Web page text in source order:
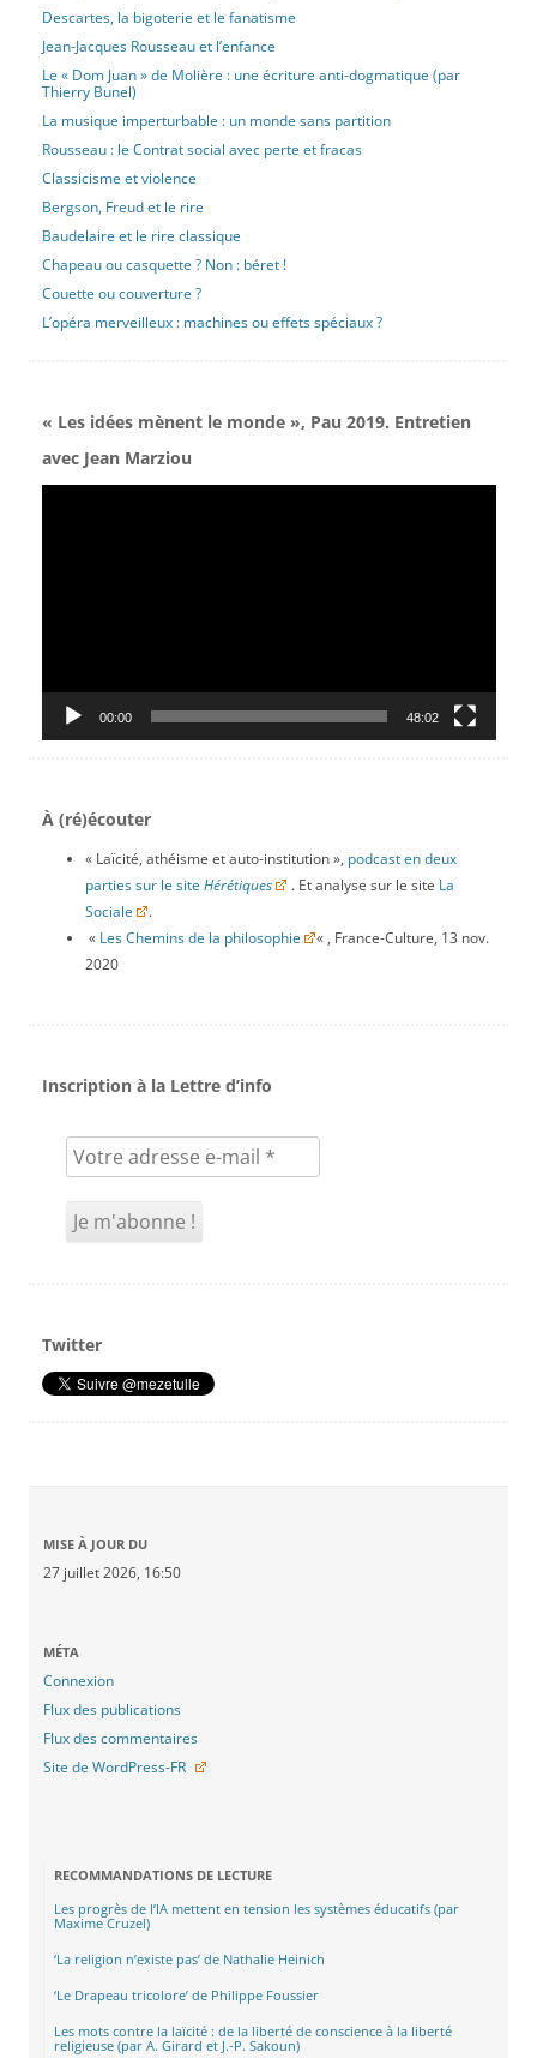
Descartes, la bigoterie et le fanatisme
Jean-Jacques Rousseau et l’enfance
Le « Dom Juan » de Molière : une écriture anti-dogmatique (par
Thierry Bunel)
La musique imperturbable : un monde sans partition
Rousseau : le Contrat social avec perte et fracas
Classicisme et violence
Bergson, Freud et le rire
Baudelaire et le rire classique
Chapeau ou casquette ? Non : béret !
Couette ou couverture ?
L’opéra merveilleux : machines ou effets spéciaux ?
« Les idées mènent le monde », Pau 2019. Entretien
avec Jean Marziou
Lecteur
00:00 48:02
À (ré)écouter
« Laïcité, athéisme et auto-institution », podcast en deux
parties sur le site Hérétiques . Et analyse sur le site La
Sociale
.
« Les Chemins de la philosophie
« , France-Culture, 13 nov.
2020
Inscription à la Lettre d’info
Twitter
MISE À JOUR DU
27 juillet 2026, 16:50
MÉTA
Connexion
Flux des publications
Flux des commentaires
Site de WordPress-FR
RECOMMANDATIONS DE LECTURE
Les progrès de l’IA mettent en tension les systèmes éducatifs (par
Maxime Cruzel)
‘La religion n’existe pas’ de Nathalie Heinich
‘Le Drapeau tricolore’ de Philippe Foussier
Les mots contre la laïcité : de la liberté de conscience à la liberté
religieuse (par A. Girard et J.-P. Sakoun)